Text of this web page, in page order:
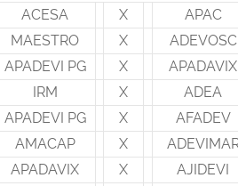
ACESA X
APAC
MAESTRO X
ADEVOSC
APADEVI PG X
APADAVIX
IRM X
ADEA
APADEVI PG X
AFADEV
AMACAP X
APADAVIX X
AJIDEVI